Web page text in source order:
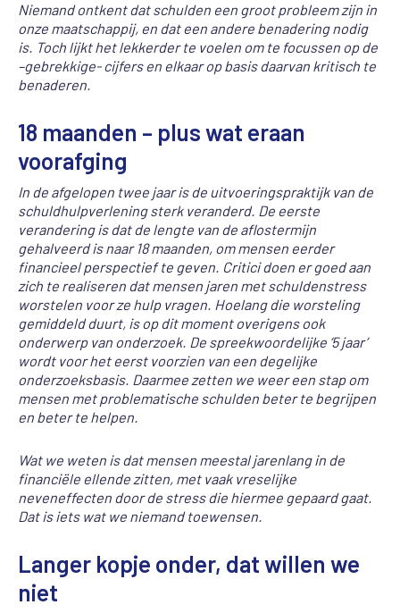
Niemand ontkent dat schulden een groot probleem zijn in
onze maatschappij, en dat een andere benadering nodig
is. Toch lijkt het lekkerder te voelen om te focussen op de
–gebrekkige- cijfers en elkaar op basis daarvan kritisch te
benaderen.
18 maanden – plus wat eraan
voorafging
In de afgelopen twee jaar is de uitvoeringspraktijk van de
schuldhulpverlening sterk veranderd. De eerste
verandering is dat de lengte van de aflostermijn
gehalveerd is naar 18 maanden, om mensen eerder
financieel perspectief te geven. Critici doen er goed aan
zich te realiseren dat mensen jaren met schuldenstress
worstelen voor ze hulp vragen. Hoelang die worsteling
gemiddeld duurt, is op dit moment overigens ook
onderwerp van onderzoek. De spreekwoordelijke ‘5 jaar’
wordt voor het eerst voorzien van een degelijke
onderzoeksbasis. Daarmee zetten we weer een stap om
mensen met problematische schulden beter te begrijpen
en beter te helpen.
Wat we weten is dat mensen meestal jarenlang in de
financiële ellende zitten, met vaak vreselijke
neveneffecten door de stress die hiermee gepaard gaat.
Dat is iets wat we niemand toewensen.
Langer kopje onder, dat willen we
niet